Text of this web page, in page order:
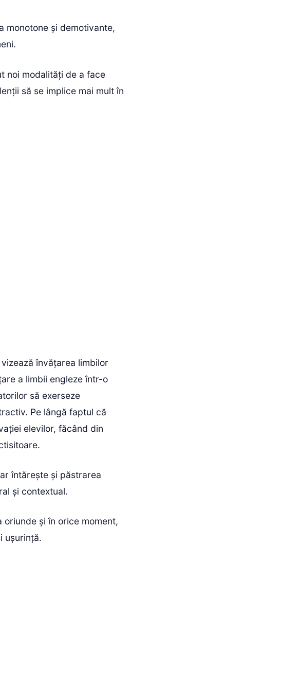
monotone și demotivante,
noi modalități de a face
să se implice mai mult în
învățarea limbilor
a limbii engleze într-o
să exerseze
Pe lângă faptul că
elevilor, făcând din
întărește și păstrarea
și contextual.
și în orice moment,
ușurință.